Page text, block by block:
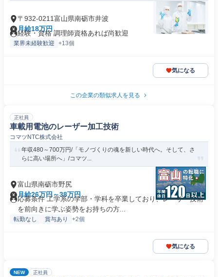
〒932-0211富山県南砺市井波
月給18万円
経験・資格 調理師資格あれば尚歓迎
業界未経験歓迎 +13個
気になる
この企業の類似求人を見る
正社員
車載用電池のレーザー加工技術
コマツNTC株式会社
年収480～700万円/「モノづくりの魂を新しい時代へ。そして、さ
らに高い場所へ」/コマツ...
富山県南砺市野尻
月給26万円～38万円
応募条件 工学系の学部・学科を卒業しており、レーザー技術
を前向きに学ぶ姿勢をお持ちの方...
転勤なし 賞与あり +2個
気になる
NEW 正社員